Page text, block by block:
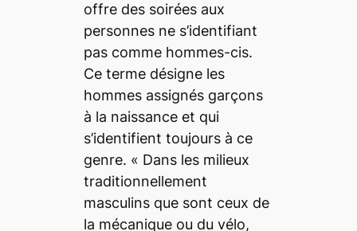
offre des soirées aux
personnes ne s’identifiant
pas comme hommes-cis.
Ce terme désigne les
hommes assignés garçons
à la naissance et qui
s’identifient toujours à ce
genre. « Dans les milieux
traditionnellement
masculins que sont ceux de
la mécanique ou du vélo,